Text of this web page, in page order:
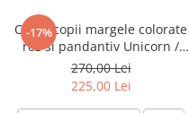
-17%
Colier copii margele colorate
roz si pandantiv Unicorn /
Inorog din Argint 925
270,00 Lei
225,00 Lei